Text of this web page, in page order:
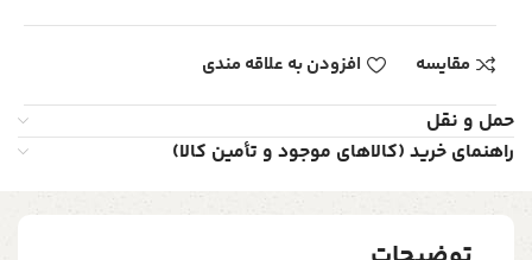
مقایسه افزودن به علاقه مندی
حمل و نقل
راهنمای خرید (کالاهای موجود و تأمین کالا)